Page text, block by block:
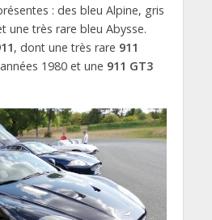
: des bleu Alpine, gris
une très rare bleu Abysse.
, dont une très rare 911
1980 et une 911 GT3